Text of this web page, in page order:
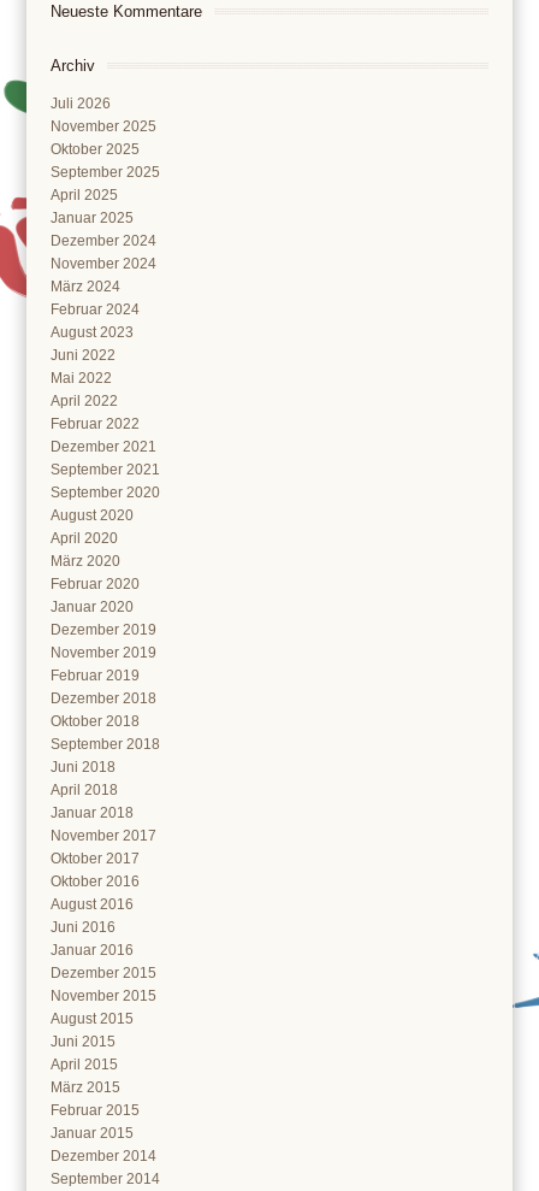
Neueste Kommentare
Archiv
Juli 2026
November 2025
Oktober 2025
September 2025
April 2025
Januar 2025
Dezember 2024
November 2024
März 2024
Februar 2024
August 2023
Juni 2022
Mai 2022
April 2022
Februar 2022
Dezember 2021
September 2021
September 2020
August 2020
April 2020
März 2020
Februar 2020
Januar 2020
Dezember 2019
November 2019
Februar 2019
Dezember 2018
Oktober 2018
September 2018
Juni 2018
April 2018
Januar 2018
November 2017
Oktober 2017
Oktober 2016
August 2016
Juni 2016
Januar 2016
Dezember 2015
November 2015
August 2015
Juni 2015
April 2015
März 2015
Februar 2015
Januar 2015
Dezember 2014
September 2014